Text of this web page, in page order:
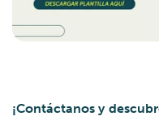
¡Contáctanos y